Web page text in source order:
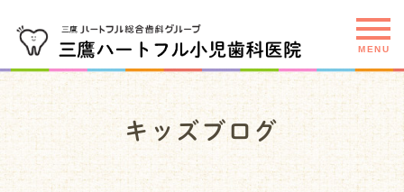
キッズブログ